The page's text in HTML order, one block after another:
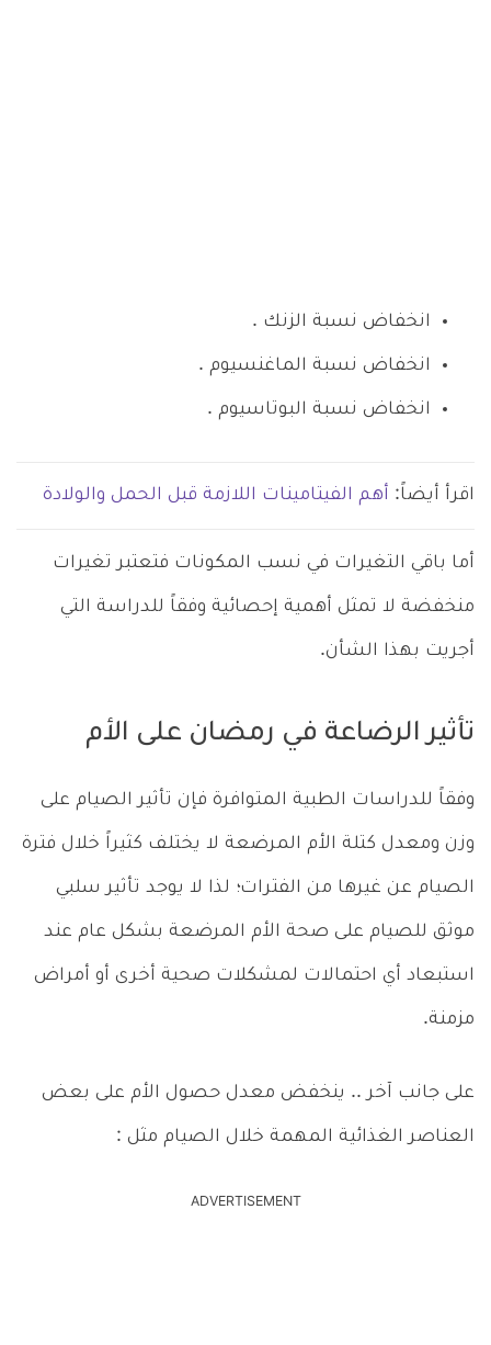
انخفاض نسبة الزنك .
انخفاض نسبة الماغنسيوم .
انخفاض نسبة البوتاسيوم .
اقرأ أيضاً: أهم الفيتامينات اللازمة قبل الحمل والولادة
أما باقي التغيرات في نسب المكونات فتعتبر تغيرات
منخفضة لا تمثل أهمية إحصائية وفقاً للدراسة التي
أجريت بهذا الشأن.
تأثير الرضاعة في رمضان على الأم
وفقاً للدراسات الطبية المتوافرة فإن تأثير الصيام على
وزن ومعدل كتلة الأم المرضعة لا يختلف كثيراً خلال فترة
الصيام عن غيرها من الفترات؛ لذا لا يوجد تأثير سلبي
موثق للصيام على صحة الأم المرضعة بشكل عام عند
استبعاد أي احتمالات لمشكلات صحية أخرى أو أمراض
مزمنة.
على جانب آخر .. ينخفض معدل حصول الأم على بعض
العناصر الغذائية المهمة خلال الصيام مثل :
ADVERTISEMENT